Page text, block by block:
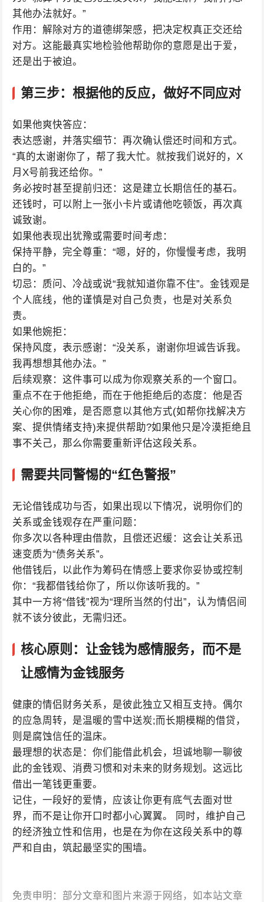
其他办法就好。”
作用：解除对方的道德绑架感，把决定权真正交还给
对方。这能最真实地检验他帮助你的意愿是出于爱，
还是出于被迫。
第三步：根据他的反应，做好不同应对
如果他爽快答应：
表达感谢，并落实细节：再次确认偿还时间和方式。
“真的太谢谢你了，帮了我大忙。就按我们说好的，X
月X号前我还给你。”
务必按时甚至提前归还：这是建立长期信任的基石。
还钱时，可以附上一张小卡片或请他吃顿饭，再次真
诚致谢。
如果他表现出犹豫或需要时间考虑：
保持平静，完全尊重：“嗯，好的，你慢慢考虑，我明
白的。”
切忌：质问、冷战或说“我就知道你靠不住”。金钱观是
个人底线，他的谨慎是对自己负责，也是对关系负
责。
如果他婉拒：
保持风度，表示感谢：“没关系，谢谢你坦诚告诉我。
我再想想其他办法。”
后续观察：这件事可以成为你观察关系的一个窗口。
重点不在于他拒绝，而在于他拒绝后的态度：他是否
关心你的困难，是否愿意以其他方式(如帮你找解决方
案、提供情绪支持)来提供帮助?如果他只是冷漠拒绝且
事不关己，那么你需要重新评估这段关系。
需要共同警惕的“红色警报”
无论借钱成功与否，如果出现以下情况，说明你们的
关系或金钱观存在严重问题：
你多次以各种理由借款，且偿还迟缓：这会让关系迅
速变质为“债务关系”。
他借钱后，以此作为筹码在情感上要求你妥协或控制
你：“我都借钱给你了，所以你该听我的。”
其中一方将“借钱”视为“理所当然的付出”，认为情侣间
就不该分彼此，无需归还。
核心原则：让金钱为感情服务，而不是
让感情为金钱服务
健康的情侣财务关系，是彼此独立又相互支持。偶尔
的应急周转，是温暖的雪中送炭;而长期模糊的借贷，
则是腐蚀信任的温床。
最理想的状态是：你们能借此机会，坦诚地聊一聊彼
此的金钱观、消费习惯和对未来的财务规划。这远比
借出一笔钱更重要。
记住，一段好的爱情，应该让你更有底气去面对世
界，而不是让你开口时都小心翼翼。 同时，维护自己
的经济独立性和信用，也是在为你在这段关系中的尊
严和自由，筑起最坚实的围墙。
免责申明：部分文章和图片来源于网络，如本站文章